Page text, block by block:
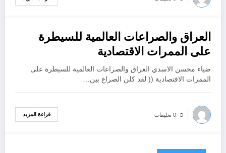
أكتوبر 26, 2022
العراق والصراعات العالمية للسيطرة
على الممرات الاقتصادية
ضياء محسن الاسدي العراق والصراعات العالمية للسيطرة على
الممرات الاقتصادية (( لقد كلن الصراع بين…
0 تعليقات قراءة المزيد